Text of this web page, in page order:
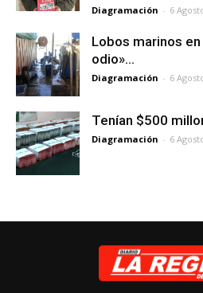
Diagramación - 6
Lobos marinos
odio»…
Diagramación - 6
Tenían $500
Diagramación - 6